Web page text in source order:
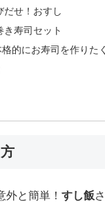
だせ！おすし
き寿司セット
格的にお寿司を作りた
外と簡単！ すし飯